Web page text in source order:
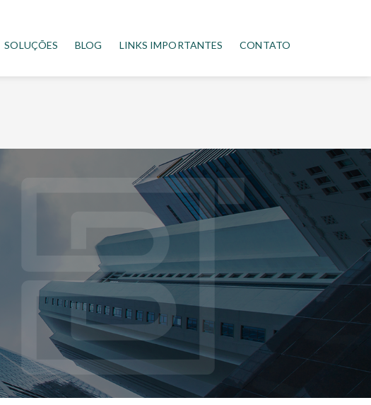
SOLUÇÕES BLOG LINKS IMPORTANTES CONTATO